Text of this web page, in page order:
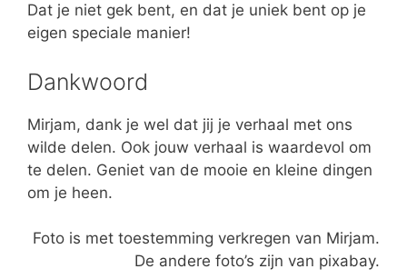
Dat je niet gek bent, en dat je uniek bent op je
eigen speciale manier!
Dankwoord
Mirjam, dank je wel dat jij je verhaal met ons
wilde delen. Ook jouw verhaal is waardevol om
te delen. Geniet van de mooie en kleine dingen
om je heen.
Foto is met toestemming verkregen van Mirjam.
De andere foto’s zijn van pixabay.